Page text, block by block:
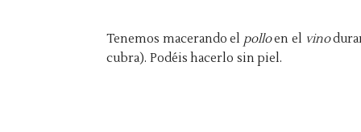
Tenemos macerando el polloen el vino
cubra). Podéis hacerlo sin piel.